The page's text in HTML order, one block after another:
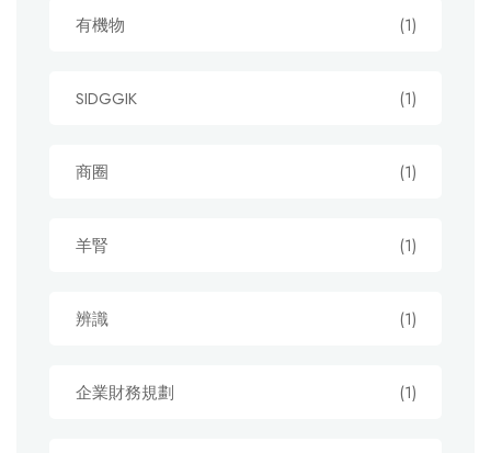
有機物 (1)
SIDGGIK (1)
商圈 (1)
羊腎 (1)
辨識 (1)
企業財務規劃 (1)